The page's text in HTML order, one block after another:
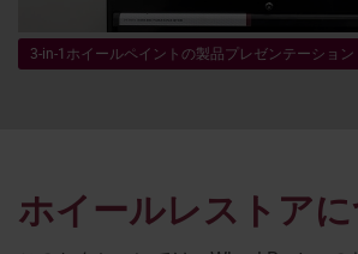
3-in-1ホイールペイントの製品プレゼンテーション
ホイールレストア